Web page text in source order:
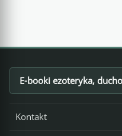
Footer
E-booki ezoteryka,
Kontakt